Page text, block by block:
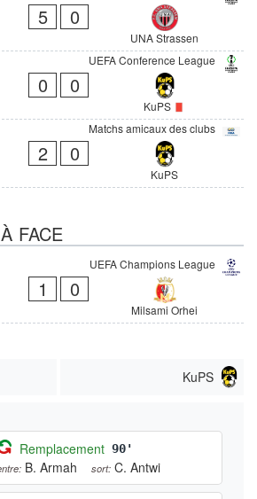
5 0
UNA Strassen
UEFA Conference League
0 0
KuPS
Matchs amicaux des clubs
2 0
KuPS
FACE
UEFA Champions League
1 0
Milsami Orhei
KuPS
Remplacement 90'
B. Armah sort: C. Antwi